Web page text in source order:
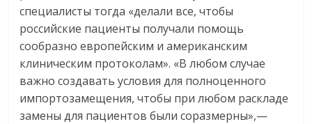
специалисты тогда «делали все, чтобы
российские пациенты получали помощь
сообразно европейским и американским
клиническим протоколам». «В любом случае
важно создавать условия для полноценного
импортозамещения, чтобы при любом раскладе
замены для пациентов были соразмерны»,—